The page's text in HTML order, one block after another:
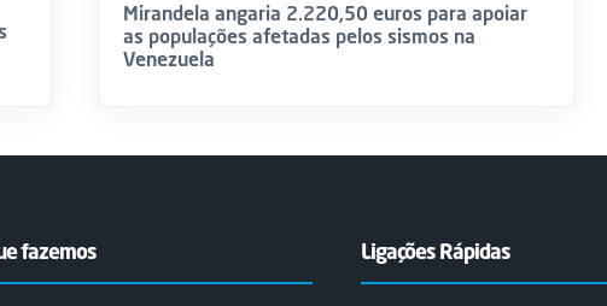
Mirandela angaria 2.220,50 euros para apoiar
as populações afetadas pelos sismos na
Venezuela
fazemos Ligações Rápidas